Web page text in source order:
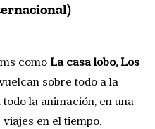
como La casa lobo, Los
sobre todo a la
la animación, en una
en el tiempo.